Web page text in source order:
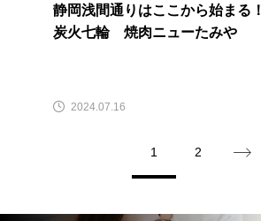
静岡浅間通りはここから始まる！
炭火七輪 焼肉ニューたみや
2024.07.16
1 2